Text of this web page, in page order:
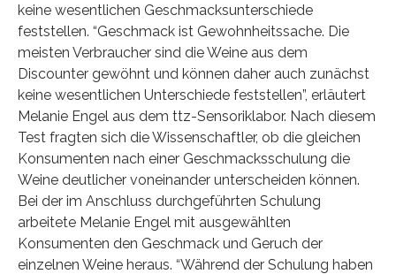
keine wesentlichen Geschmacksunterschiede
feststellen. “Geschmack ist Gewohnheitssache. Die
meisten Verbraucher sind die Weine aus dem
Discounter gewöhnt und können daher auch zunächst
keine wesentlichen Unterschiede feststellen”, erläutert
Melanie Engel aus dem ttz-Sensoriklabor. Nach diesem
Test fragten sich die Wissenschaftler, ob die gleichen
Konsumenten nach einer Geschmacksschulung die
Weine deutlicher voneinander unterscheiden können.
Bei der im Anschluss durchgeführten Schulung
arbeitete Melanie Engel mit ausgewählten
Konsumenten den Geschmack und Geruch der
einzelnen Weine heraus. “Während der Schulung haben